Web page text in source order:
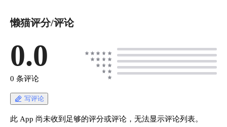
懒猫评分/评论
0.0
0 条评论
写评论
此 App 尚未收到足够的评分或评论，无法显示评论列表。